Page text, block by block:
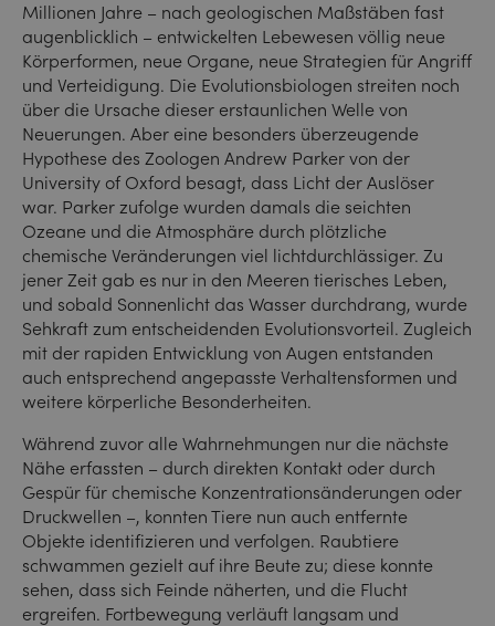
Millionen Jahre – nach geologischen Maßstäben fast
augenblicklich – entwickelten Lebewesen völlig neue
Körperformen, neue Organe, neue Strategien für Angriff
und Verteidigung. Die Evolutionsbiologen streiten noch
über die Ursache dieser erstaunlichen Welle von
Neuerungen. Aber eine besonders überzeugende
Hypothese des Zoologen Andrew Parker von der
University of Oxford besagt, dass Licht der Auslöser
war. Parker zufolge wurden damals die seichten
Ozeane und die Atmosphäre durch plötzliche
chemische Veränderungen viel lichtdurchlässiger. Zu
jener Zeit gab es nur in den Meeren tierisches Leben,
und sobald Sonnenlicht das Wasser durchdrang, wurde
Sehkraft zum entscheidenden Evolutionsvorteil. Zugleich
mit der rapiden Entwicklung von Augen entstanden
auch entsprechend angepasste Verhaltensformen und
weitere körperliche Besonderheiten.
Während zuvor alle Wahrnehmungen nur die nächste
Nähe erfassten – durch direkten Kontakt oder durch
Gespür für chemische Konzentrationsänderungen oder
Druckwellen –, konnten Tiere nun auch entfernte
Objekte identifizieren und verfolgen. Raubtiere
schwammen gezielt auf ihre Beute zu; diese konnte
sehen, dass sich Feinde näherten, und die Flucht
ergreifen. Fortbewegung verläuft langsam und